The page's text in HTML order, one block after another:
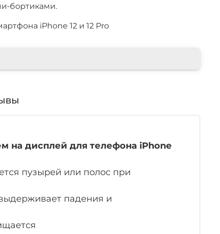
бортиками.
iPhone 12 и 12 Pro
на дисплей для телефона iPhone
пузырей или полос при
падения и